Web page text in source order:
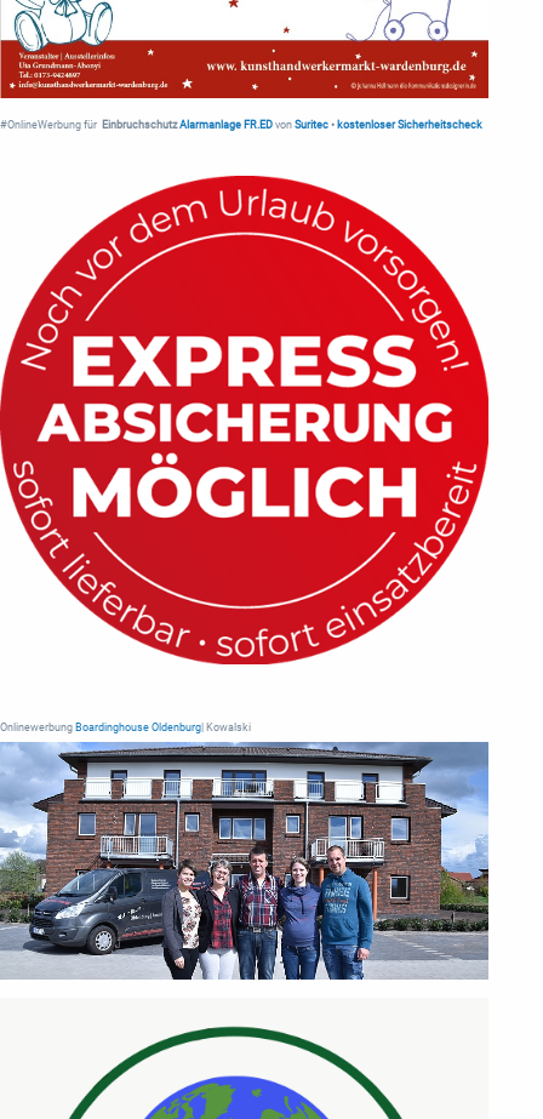
#OnlineWerbung für Einbruchschutz Alarmanlage FR.ED von Suritec • kostenloser Sicherheitscheck
Onlinewerbung Boardinghouse Oldenburg | Kowalski